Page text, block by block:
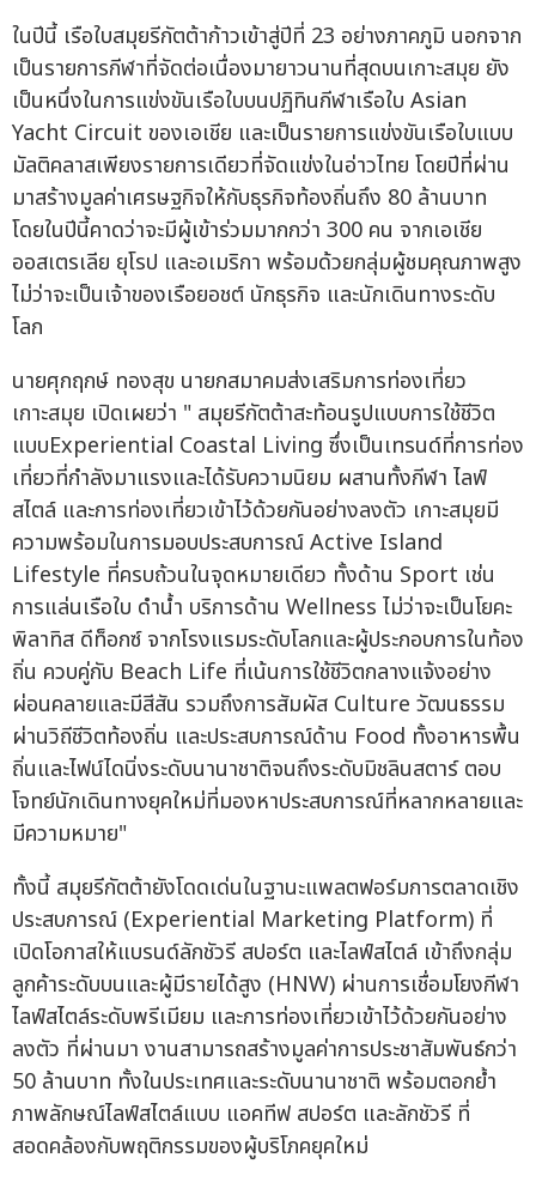
ในปีนี้ เรือใบสมุยรีกัตต้าก้าวเข้าสู่ปีที่ 23 อย่างภาคภูมิ นอกจาก
เป็นรายการกีฬาที่จัดต่อเนื่องมายาวนานที่สุดบนเกาะสมุย ยัง
เป็นหนึ่งในการแข่งขันเรือใบบนปฏิทินกีฬาเรือใบ Asian
Yacht Circuit ของเอเชีย และเป็นรายการแข่งขันเรือใบแบบ
มัลติคลาสเพียงรายการเดียวที่จัดแข่งในอ่าวไทย โดยปีที่ผ่าน
มาสร้างมูลค่าเศรษฐกิจให้กับธุรกิจท้องถิ่นถึง 80 ล้านบาท
โดยในปีนี้คาดว่าจะมีผู้เข้าร่วมมากกว่า 300 คน จากเอเชีย
ออสเตรเลีย ยุโรป และอเมริกา พร้อมด้วยกลุ่มผู้ชมคุณภาพสูง
ไม่ว่าจะเป็นเจ้าของเรือยอชต์ นักธุรกิจ และนักเดินทางระดับ
โลก
นายศุกฤกษ์ ทองสุข นายกสมาคมส่งเสริมการท่องเที่ยว
เกาะสมุย เปิดเผยว่า " สมุยรีกัตต้าสะท้อนรูปแบบการใช้ชีวิต
แบบExperiential Coastal Living ซึ่งเป็นเทรนด์ที่การท่อง
เที่ยวที่กำลังมาแรงและได้รับความนิยม ผสานทั้งกีฬา ไลฟ์
สไตล์ และการท่องเที่ยวเข้าไว้ด้วยกันอย่างลงตัว เกาะสมุยมี
ความพร้อมในการมอบประสบการณ์ Active Island
Lifestyle ที่ครบถ้วนในจุดหมายเดียว ทั้งด้าน Sport เช่น
การแล่นเรือใบ ดำน้ำ บริการด้าน Wellness ไม่ว่าจะเป็นโยคะ
พิลาทิส ดีท็อกซ์ จากโรงแรมระดับโลกและผู้ประกอบการในท้อง
ถิ่น ควบคู่กับ Beach Life ที่เน้นการใช้ชีวิตกลางแจ้งอย่าง
ผ่อนคลายและมีสีสัน รวมถึงการสัมผัส Culture วัฒนธรรม
ผ่านวิถีชีวิตท้องถิ่น และประสบการณ์ด้าน Food ทั้งอาหารพื้น
ถิ่นและไฟน์ไดนิ่งระดับนานาชาติจนถึงระดับมิชลินสตาร์ ตอบ
โจทย์นักเดินทางยุคใหม่ที่มองหาประสบการณ์ที่หลากหลายและ
มีความหมาย"
ทั้งนี้ สมุยรีกัตต้ายังโดดเด่นในฐานะแพลตฟอร์มการตลาดเชิง
ประสบการณ์ (Experiential Marketing Platform) ที่
เปิดโอกาสให้แบรนด์ลักชัวรี สปอร์ต และไลฟ์สไตล์ เข้าถึงกลุ่ม
ลูกค้าระดับบนและผู้มีรายได้สูง (HNW) ผ่านการเชื่อมโยงกีฬา
ไลฟ์สไตล์ระดับพรีเมียม และการท่องเที่ยวเข้าไว้ด้วยกันอย่าง
ลงตัว ที่ผ่านมา งานสามารถสร้างมูลค่าการประชาสัมพันธ์กว่า
50 ล้านบาท ทั้งในประเทศและระดับนานาชาติ พร้อมตอกย้ำ
ภาพลักษณ์ไลฟ์สไตล์แบบ แอคทีฟ สปอร์ต และลักชัวรี ที่
สอดคล้องกับพฤติกรรมของผู้บริโภคยุคใหม่